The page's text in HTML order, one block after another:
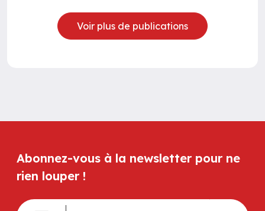
Voir plus de publications
Abonnez-vous à la newsletter pour ne
rien louper !